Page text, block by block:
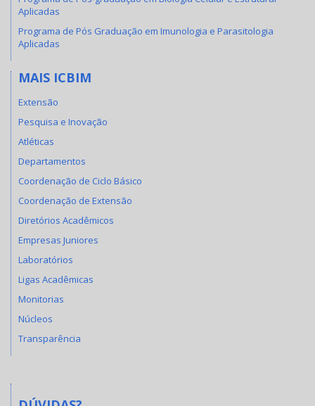
Aplicadas
Programa de Pós Graduação em Imunologia e Parasitologia
Aplicadas
MAIS ICBIM
Extensão
Pesquisa e Inovação
Atléticas
Departamentos
Coordenação de Ciclo Básico
Coordenação de Extensão
Diretórios Acadêmicos
Empresas Juniores
Laboratórios
Ligas Acadêmicas
Monitorias
Núcleos
Transparência